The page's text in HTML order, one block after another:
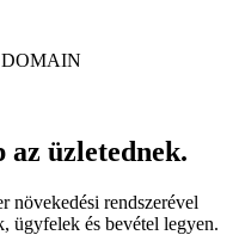
az üzletednek.
növekedési rendszerével
ügyfelek és bevétel legyen.